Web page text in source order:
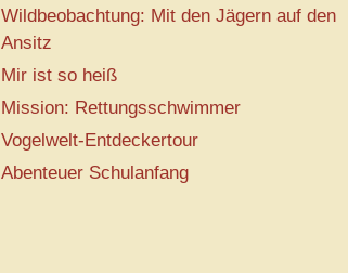
Wildbeobachtung: Mit den Jägern auf den
Ansitz
Mir ist so heiß
Mission: Rettungsschwimmer
Vogelwelt-Entdeckertour
Abenteuer Schulanfang